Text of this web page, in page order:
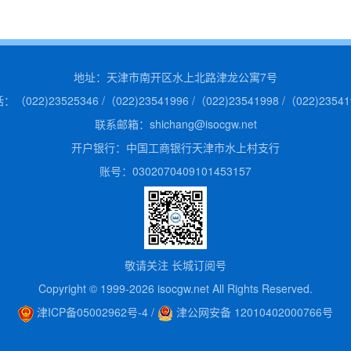
地址：天津市南开区水上北路津龙公寓7号
：（022)23525346 /（022)23541996 /（022)23541998 /（
联系邮箱：shichang@isocgw.net
开户银行：中国工商银行天津市水上村支行
账号：0302070409101453157
敬请关注 长城订阅号
Copyright © 1999-2026 isocgw.net All Rights Reserved.
津ICP备05002962号-4 / 津公网安备 12010402000766号